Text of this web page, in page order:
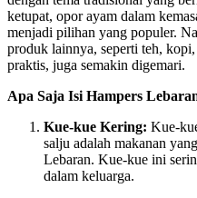
ketupat, opor ayam dalam
menjadi pilihan yang populer.
produk lainnya, seperti teh,
praktis, juga semakin digemari.
Apa Saja Isi Hampers
Kue-kue Kering: Kue-
salju adalah makanan
Lebaran. Kue-kue ini
dalam keluarga.